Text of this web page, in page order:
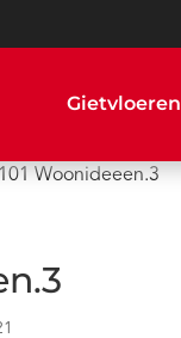
Gietvloeren
101 Woonideeen.3